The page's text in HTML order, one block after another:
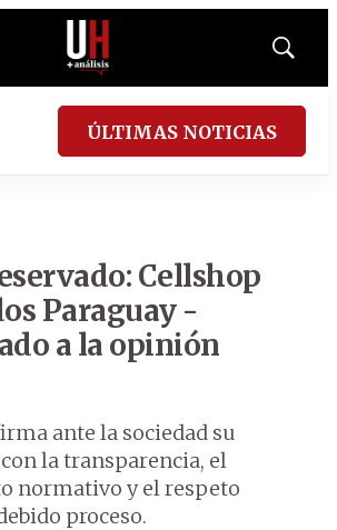
Mostrar
ÚLTIMAS NOTICIAS
Cellshop
Paraguay -
a la opinión
ante la sociedad su
la transparencia, el
normativo y el respeto
proceso.